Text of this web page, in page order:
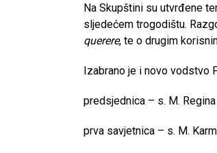
Na Skupštini su utvrđene
sljedećem trogodištu.
querere, te o drugim
Izabrano je i novo vodstvo
predsjednica – s. M.
prva savjetnica – s. M.
CNAK